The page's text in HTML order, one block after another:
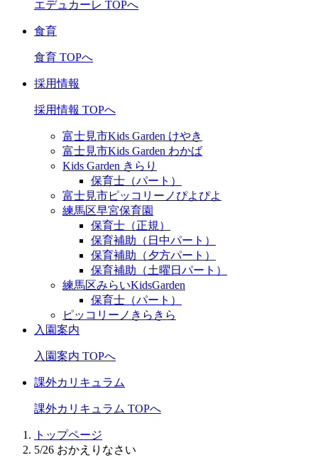
エデュカーレ TOPへ
食育
食育 TOPへ
採用情報
採用情報 TOPへ
富士見市Kids Garden けやき
富士見市Kids Garden わかば
Kids Garden きらり
保育士（パート）
富士見市ピッコリーノぴよぴよ
練馬区早宮保育園
保育士（正規）
保育補助（日中パート）
保育補助（夕方パート）
保育補助（土曜日パート）
練馬区みらいKidsGarden
保育士（パート）
ピッコリーノきらきら
入園案内
入園案内 TOPへ
課外カリキュラム
課外カリキュラム TOPへ
トップページ
5/26 おかえりなさい